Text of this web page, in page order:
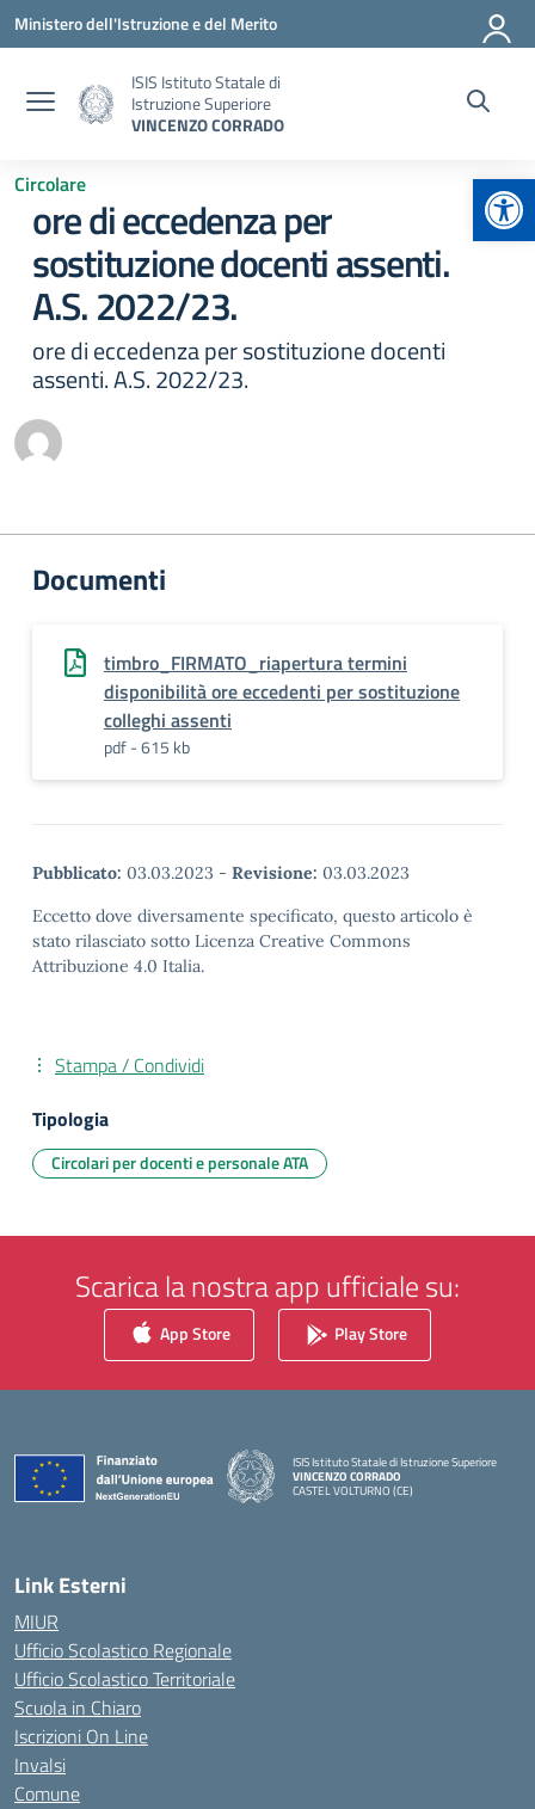
Vai ai contenuti
Vai al menu di navigazione
Vai al footer
Ministero dell'Istruzione e del Merito
ISIS Istituto Statale di
Istruzione Superiore
VINCENZO CORRADO
Circolare
ore di eccedenza per
sostituzione docenti assenti.
A.S. 2022/23.
ore di eccedenza per sostituzione docenti
assenti. A.S. 2022/23.
Documenti
timbro_FIRMATO_riapertura termini
disponibilità ore eccedenti per sostituzione
colleghi assenti
pdf - 615 kb
Pubblicato: 03.03.2023 - Revisione: 03.03.2023
Eccetto dove diversamente specificato, questo articolo è
stato rilasciato sotto Licenza Creative Commons
Attribuzione 4.0 Italia.
Stampa / Condividi
Tipologia
Circolari per docenti e personale ATA
Scarica la nostra app ufficiale su:
App Store Play Store
ISIS Istituto Statale di Istruzione Superiore
VINCENZO CORRADO
CASTEL VOLTURNO (CE)
Link Esterni
MIUR
Ufficio Scolastico Regionale
Ufficio Scolastico Territoriale
Scuola in Chiaro
Iscrizioni On Line
Invalsi
Comune